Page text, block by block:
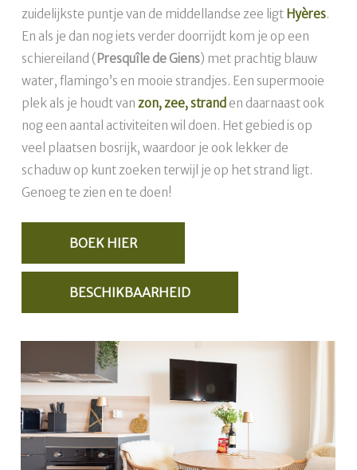
zuidelijkste puntje van de middellandse zee ligt Hyères.
En als je dan nog iets verder doorrijdt kom je op een
schiereiland (Presquîle de Giens) met prachtig blauw
water, flamingo’s en mooie strandjes. Een supermooie
plek als je houdt van zon, zee, strand en daarnaast ook
nog een aantal activiteiten wil doen. Het gebied is op
veel plaatsen bosrijk, waardoor je ook lekker de
schaduw op kunt zoeken terwijl je op het strand ligt.
Genoeg te zien en te doen!
BOEK HIER
BESCHIKBAARHEID